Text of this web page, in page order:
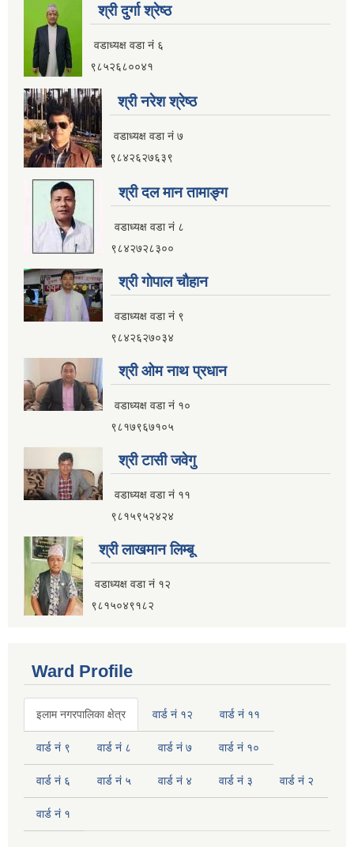
श्री दुर्गा श्रेष्ठ
वडाध्यक्ष वडा नं ६
९८५२६८००४१
श्री नरेश श्रेष्ठ
वडाध्यक्ष वडा नं ७
९८४२६२७६३९
श्री दल मान तामाङ्ग
वडाध्यक्ष वडा नं ८
९८४२७२८३००
श्री गाेपाल चाैहान
वडाध्यक्ष वडा नं ९
९८४२६२७०३४
श्री ओम नाथ प्रधान
वडाध्यक्ष वडा नं १०
९८१७९६७१०५
श्री टासी जवेगु
वडाध्यक्ष वडा नं ११
९८१५९५२४२४
श्री लाखमान लिम्बू
वडाध्यक्ष वडा नं १२
९८१५०४९१८२
Ward Profile
इलाम नगरपालिका क्षेत्र वार्ड नं १२ वार्ड नं ११
वार्ड नं ९ वार्ड नं ८ वार्ड नं ७ वार्ड नं १०
वार्ड नं ६ वार्ड नं ५ वार्ड नं ४ वार्ड नं ३ वार्ड नं २
वार्ड नं १